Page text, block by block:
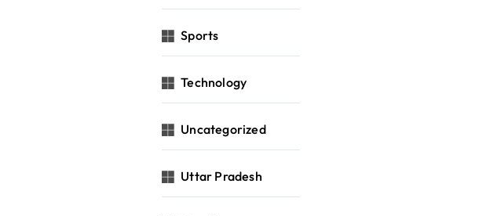
Sports
Technology
Uncategorized
Uttar Pradesh